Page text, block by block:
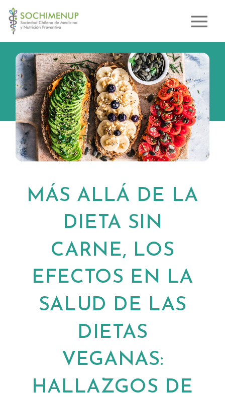
← VOLVER AL BLOG
MÁS ALLÁ DE LA
DIETA SIN
CARNE, LOS
EFECTOS EN LA
SALUD DE LAS
DIETAS
VEGANAS:
HALLAZGOS DE